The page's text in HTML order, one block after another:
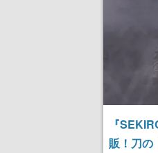
『
販！刀の